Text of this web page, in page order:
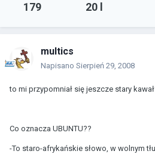
179 20 l
multics
Napisano Sierpień 29, 2008
to mi przypomniał się jeszcze stary
Co oznacza UBUNTU??
-To staro-afrykańskie słowo, w wolnym